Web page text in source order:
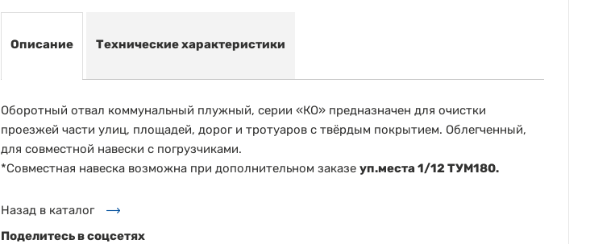
Описание Технические характеристики
Оборотный отвал коммунальный плужный, серии «КО» предназначен для очистки
проезжей части улиц, площадей, дорог и тротуаров с твёрдым покрытием. Облегченный,
для совместной навески с погрузчиками.
*Совместная навеска возможна при дополнительном заказеуп.места 1/12 ТУМ180.
Назад в каталог
Поделитесь в соцсетях